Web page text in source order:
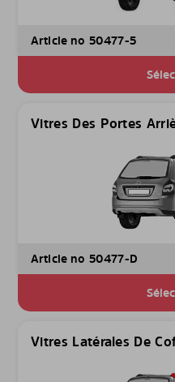
Article no 50477-5
Vitres Des Portes
Article no 50477-D
Vitres Latérales De